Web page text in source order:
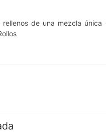
de una mezcla